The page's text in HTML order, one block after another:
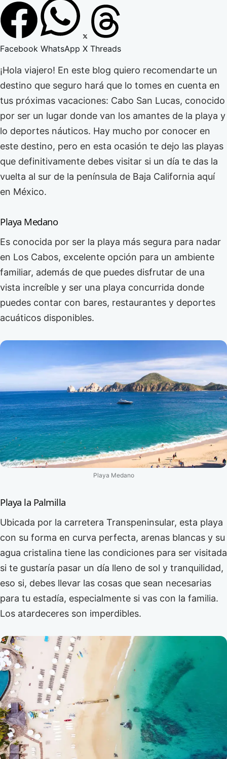
Facebook WhatsApp X Threads
¡Hola viajero! En este blog quiero recomendarte un
destino que seguro hará que lo tomes en cuenta en
tus próximas vacaciones: Cabo San Lucas, conocido
por ser un lugar donde van los amantes de la playa y
lo deportes náuticos. Hay mucho por conocer en
este destino, pero en esta ocasión te dejo las playas
que definitivamente debes visitar si un día te das la
vuelta al sur de la península de Baja California aquí
en México.
Playa Medano
Es conocida por ser la playa más segura para nadar
en Los Cabos, excelente opción para un ambiente
familiar, además de que puedes disfrutar de una
vista increíble y ser una playa concurrida donde
puedes contar con bares, restaurantes y deportes
acuáticos disponibles.
Playa Medano
Playa la Palmilla
Ubicada por la carretera Transpeninsular, esta playa
con su forma en curva perfecta, arenas blancas y su
agua cristalina tiene las condiciones para ser visitada
si te gustaría pasar un día lleno de sol y tranquilidad,
eso si, debes llevar las cosas que sean necesarias
para tu estadía, especialmente si vas con la familia.
Los atardeceres son imperdibles.